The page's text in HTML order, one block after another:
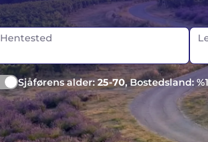
Tasmania
Hentested
Sjåførens alder: 25-70, Bostedsland: %1